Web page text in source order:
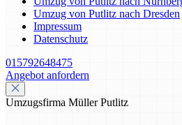
Umzug von Putlitz nach Dresden
Impressum
Datenschutz
015792648475
Angebot anfordern
Umzugsfirma Müller Putlitz